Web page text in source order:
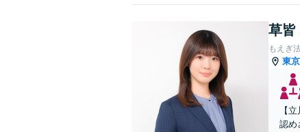
草皆
もえぎ
東
【
認め